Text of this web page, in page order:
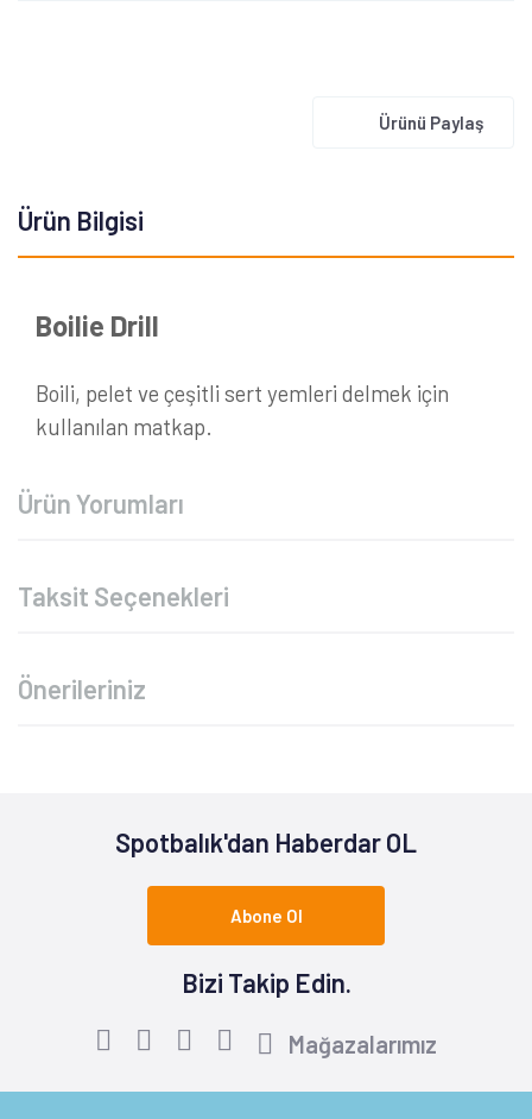
Ürünü Paylaş
Ürün Bilgisi
Boilie Drill
Boili, pelet ve çeşitli sert yemleri delmek için
kullanılan matkap.
Ürün Yorumları
Taksit Seçenekleri
Önerileriniz
Spotbalık'dan Haberdar OL
Abone Ol
Bizi Takip Edin.
Mağazalarımız